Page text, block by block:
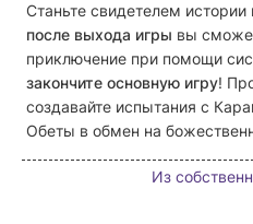
Станьте свидетелем истории
после выхода игры вы
приключение при помощи
закончите основную игру!
создавайте испытания с
Обеты в обмен на
Из